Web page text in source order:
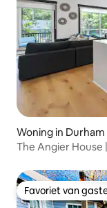
Woning in Durham
The Angier House
Favoriet van
Favoriet van